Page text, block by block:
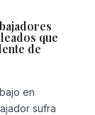
que
de
en
sufra